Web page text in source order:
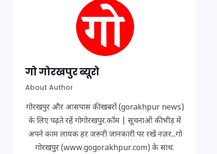
गो गोरखपुर ब्यूरो
About Author
गोरखपुर और आसपास की खबरों (gorakhpur news)
के लिए पढ़ते रहें गोगोरखपुर.कॉम | सूचनाओं की भीड़ में
अपने काम लायक हर जरूरी जानकारी पर रखें नज़र...गो
गोरखपुर (www.gogorakhpur.com) के साथ.